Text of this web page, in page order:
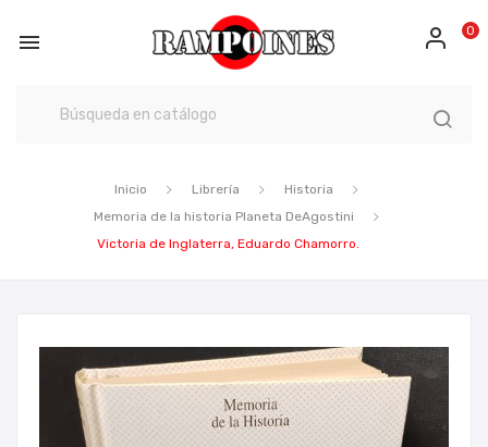
 0
Inicio Librería
Historia
Memoria de la historia Planeta DeAgostini
Victoria de Inglaterra, Eduardo Chamorro.